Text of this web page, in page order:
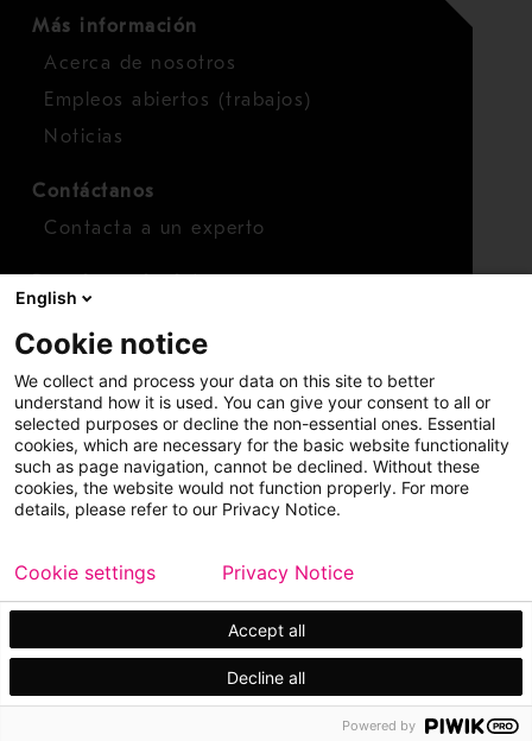
Más información
Acerca de nosotros
Empleos abiertos (trabajos)
Noticias
Contáctanos
Contacta a un experto
Finanzas
Acciones
Copyright © 2026 Metso
Mapa del sitio
Información legal
Privacidad Marca comercial
English
Cookie notice
We collect and process your data on this site to better
understand how it is used. You can give your consent to all or
selected purposes or decline the non-essential ones. Essential
cookies, which are necessary for the basic website functionality
such as page navigation, cannot be declined. Without these
cookies, the website would not function properly. For more
details, please refer to our Privacy Notice.
Accept all
Decline all
Cookie settings Privacy Notice
Powered by